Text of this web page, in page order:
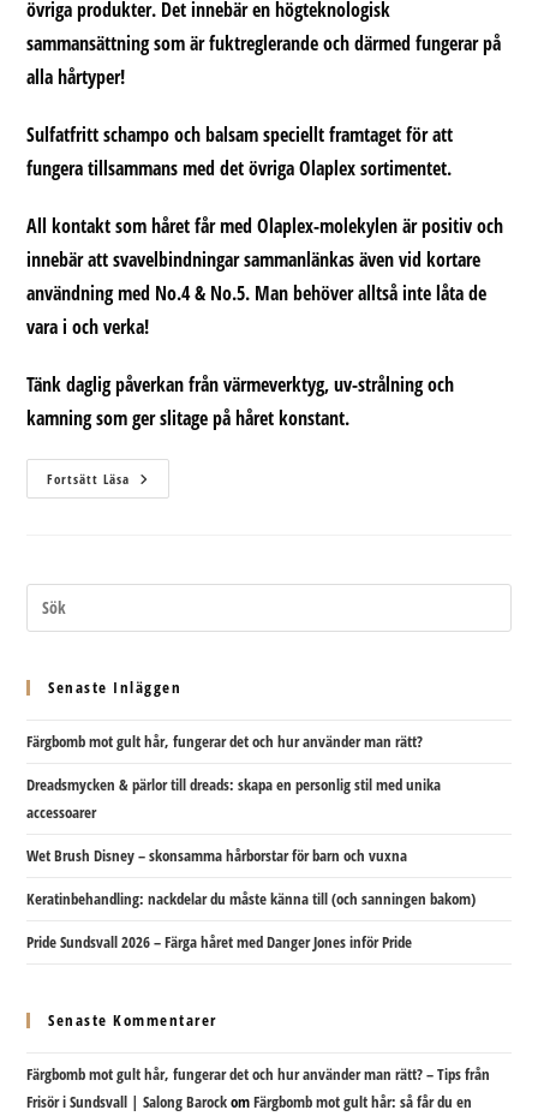
övriga produkter. Det innebär en högteknologisk
sammansättning som är fuktreglerande och därmed fungerar på
alla hårtyper!
Sulfatfritt schampo och balsam speciellt framtaget för att
fungera tillsammans med det övriga Olaplex sortimentet.
All kontakt som håret får med Olaplex-molekylen är positiv och
innebär att svavelbindningar sammanlänkas även vid kortare
användning med No.4 & No.5. Man behöver alltså inte låta de
vara i och verka!
Tänk daglig påverkan från värmeverktyg, uv-strålning och
kamning som ger slitage på håret konstant.
Fortsätt Läsa Årets
Nyhet!
Senaste Inläggen
Färgbomb mot gult hår, fungerar det och hur använder man rätt?
Dreadsmycken & pärlor till dreads: skapa en personlig stil med unika
accessoarer
Wet Brush Disney – skonsamma hårborstar för barn och vuxna
Keratinbehandling: nackdelar du måste känna till (och sanningen bakom)
Pride Sundsvall 2026 – Färga håret med Danger Jones inför Pride
Senaste Kommentarer
Färgbomb mot gult hår, fungerar det och hur använder man rätt? – Tips från
Frisör i Sundsvall | Salong BarockomFärgbomb mot gult hår: så får du en